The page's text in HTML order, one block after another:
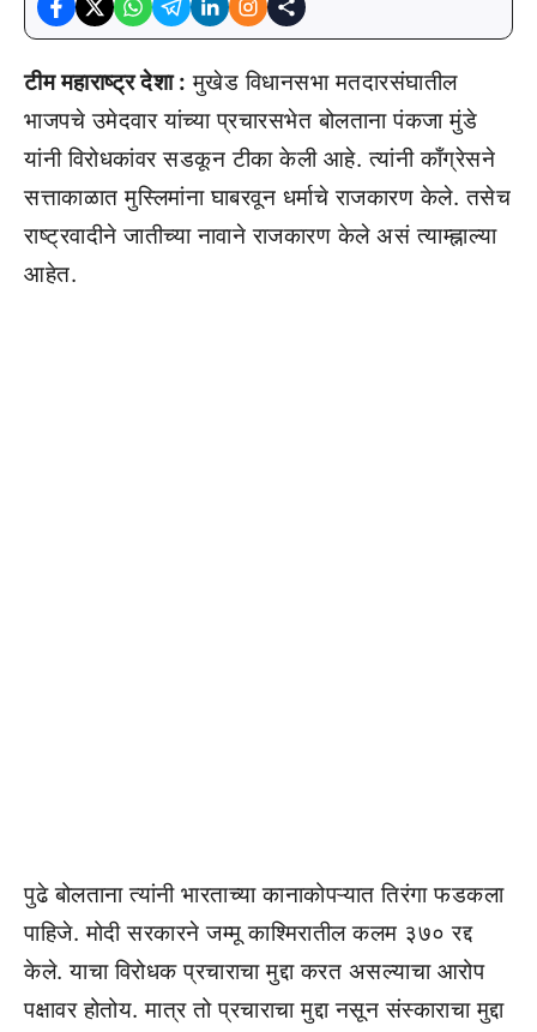
टीम महाराष्ट्र देशा : मुखेड विधानसभा मतदारसंघातील
भाजपचे उमेदवार यांच्या प्रचारसभेत बोलताना पंकजा मुंडे
यांनी विरोधकांवर सडकून टीका केली आहे. त्यांनी काँग्रेसने
सत्ताकाळात मुस्लिमांना घाबरवून धर्माचे राजकारण केले. तसेच
राष्ट्रवादीने जातीच्या नावाने राजकारण केले असं त्याम्ह्नाल्या
आहेत.
पुढे बोलताना त्यांनी भारताच्या कानाकोपऱ्यात तिरंगा फडकला
पाहिजे. मोदी सरकारने जम्मू काश्मिरातील कलम ३७० रद्द
केले. याचा विरोधक प्रचाराचा मुद्दा करत असल्याचा आरोप
पक्षावर होतोय. मात्र तो प्रचाराचा मुद्दा नसून संस्काराचा मुद्दा